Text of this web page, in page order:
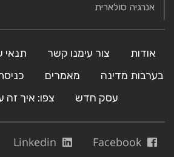
אנרגיה סולארית
אודות צור עימנו קשר תנאי
בערבות מדינה
מאמרים
עסק חדש
צפו: איך זה
Facebook